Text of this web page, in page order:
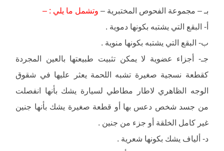
بـ – مجموعة الفحوص المختبرية – وتشمل ما يلي : –
أ- البقع التي يشتبه بكونها دموية .
ب- البقع التي يشتبه بكونها منوية .
جـ- أجزاء عضوية لا يمكن تثبيت طبيعتها بالعين المجردة
كقطعة نسجية صغيرة تشبه اللحمة يعثر عليها في شقوق
الوجه الظاهري لاطار مطاطي لسيارة يشك بأنها انفصلت
من جسد شخص دعس بها أو قطعة صغيرة يشك بأنها جنين
غير كامل الخلقة أو جزء من جنين .
د- ألياف يشك بكونها شعرية .